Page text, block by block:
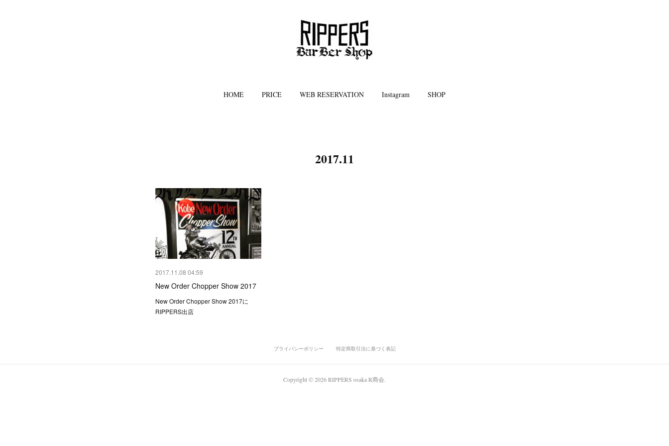
HOME PRICE WEB RESERVATION Instagram SHOP
2017.11
2017.11.08 04:59
New Order Chopper Show 2017
New Order Chopper Show 2017に
RIPPERS出店
プライバシーポリシー 特定商取引法に基づく表記
Copyright ©2026RIPPERS osaka R商会.